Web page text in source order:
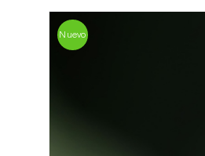
Nuevo